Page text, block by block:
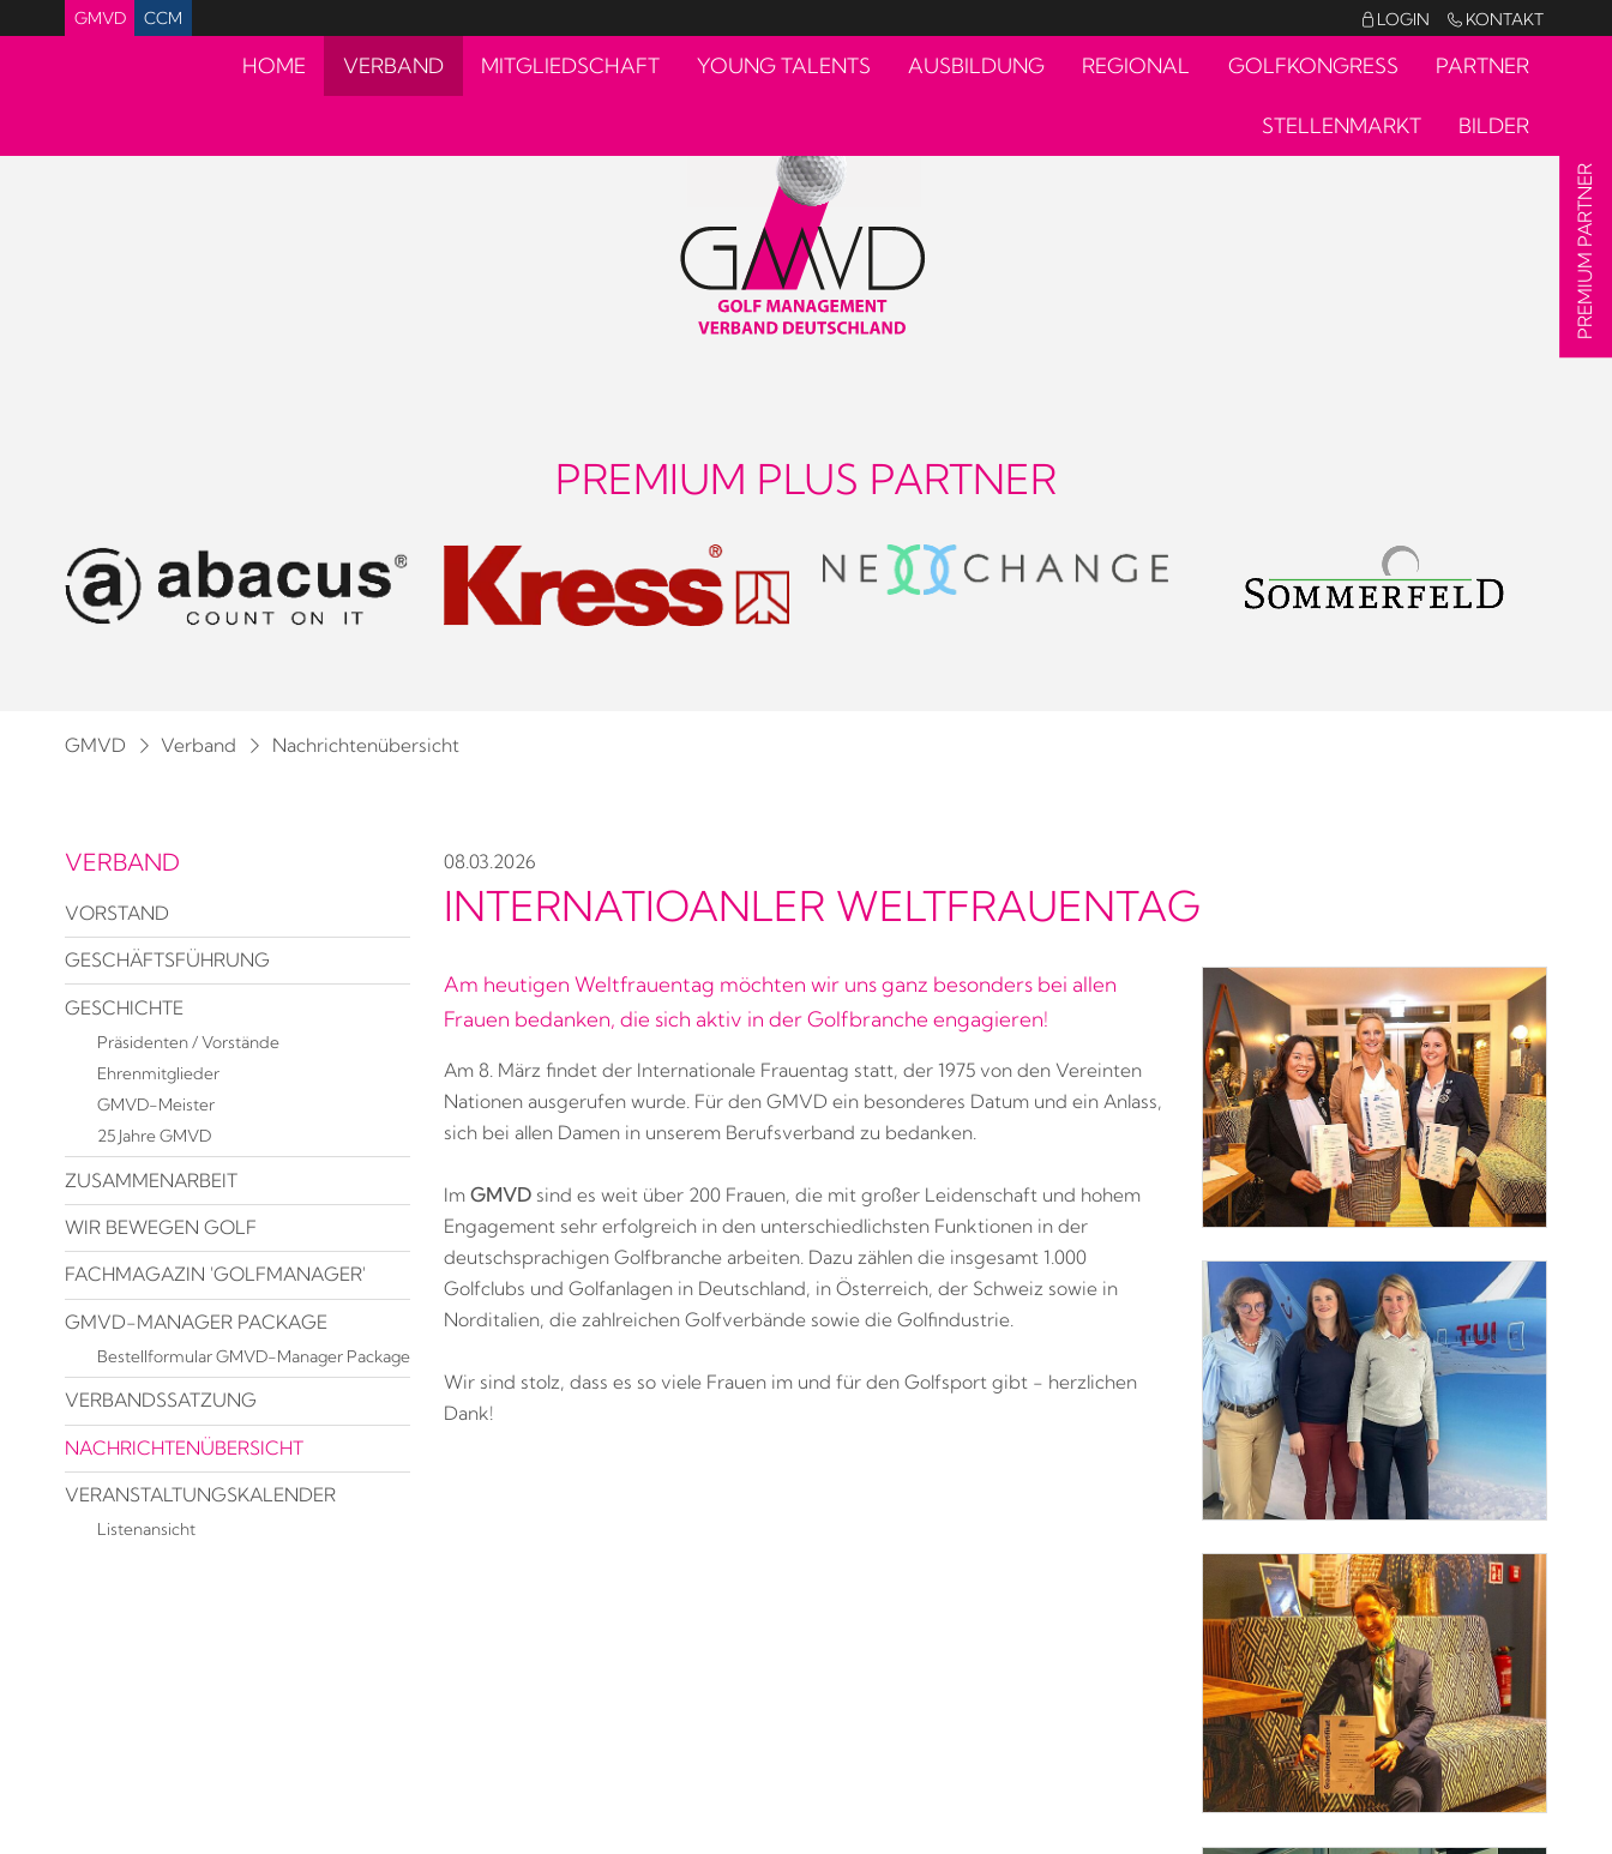
GMVD CCM  LOGIN  KONTAKT
HOME VERBAND MITGLIEDSCHAFT YOUNG TALENTS AUSBILDUNG REGIONAL GOLFKONGRESS PARTNER
STELLENMARKT BILDER
PREMIUM PLUS PARTNER
GMVD Verband Nachrichtenübersicht
08.03.2026
INTERNATIOANLER WELTFRAUENTAG
Am heutigen Weltfrauentag möchten wir uns ganz besonders bei allen
Frauen bedanken, die sich aktiv in der Golfbranche engagieren!
Am 8. März findet der Internationale Frauentag statt, der 1975 von den Vereinten
Nationen ausgerufen wurde. Für den GMVD ein besonderes Datum und ein Anlass,
sich bei allen Damen in unserem Berufsverband zu bedanken.
Im GMVD sind es weit über 200 Frauen, die mit großer Leidenschaft und hohem
Engagement sehr erfolgreich in den unterschiedlichsten Funktionen in der
deutschsprachigen Golfbranche arbeiten. Dazu zählen die insgesamt 1.000
Golfclubs und Golfanlagen in Deutschland, in Österreich, der Schweiz sowie in
Norditalien, die zahlreichen Golfverbände sowie die Golfindustrie.
Wir sind stolz, dass es so viele Frauen im und für den Golfsport gibt - herzlichen
Dank!
VERBAND
VORSTAND
GESCHÄFTSFÜHRUNG
GESCHICHTE
Präsidenten / Vorstände
Ehrenmitglieder
GMVD-Meister
25 Jahre GMVD
ZUSAMMENARBEIT
WIR BEWEGEN GOLF
FACHMAGAZIN 'GOLFMANAGER'
GMVD-MANAGER PACKAGE
Bestellformular GMVD-Manager Package
VERBANDSSATZUNG
NACHRICHTENÜBERSICHT
VERANSTALTUNGSKALENDER
Listenansicht
PREMIUM PARTNER